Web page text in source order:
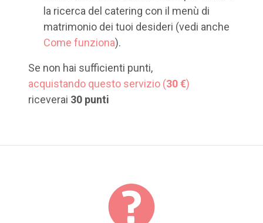
la ricerca del catering con il menù di
matrimonio dei tuoi desideri (vedi anche
Come funziona).
Se non hai sufficienti punti,
acquistando questo servizio (30 €)
riceverai 30 punti